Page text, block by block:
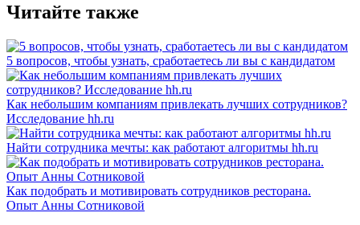
Читайте также
5 вопросов, чтобы узнать, сработаетесь ли вы с кандидатом
Как небольшим компаниям привлекать лучших сотрудников?
Исследование hh.ru
Найти сотрудника мечты: как работают алгоритмы hh.ru
Как подобрать и мотивировать сотрудников ресторана.
Опыт Анны Сотниковой